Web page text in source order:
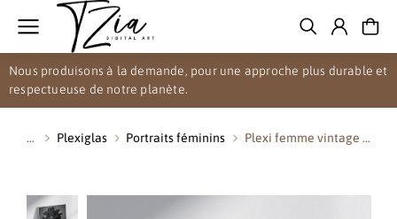
Nous produisons à la demande, pour une approche plus durable et
respectueuse de notre planète.
Vous êtes ici :
Plexiglas Portraits féminins Plexi femme vintage …